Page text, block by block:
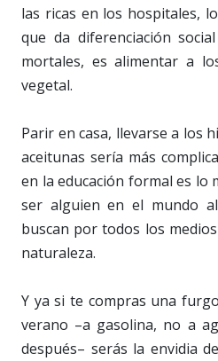
las ricas en los hospitales,
que da diferenciación
mortales, es alimentar a
vegetal.
Parir en casa, llevarse a los
aceitunas sería más
en la educación formal es lo
ser alguien en el mundo
buscan por todos los
naturaleza.
Y ya si te compras una
verano –a gasolina, no a
después– serás la envidia